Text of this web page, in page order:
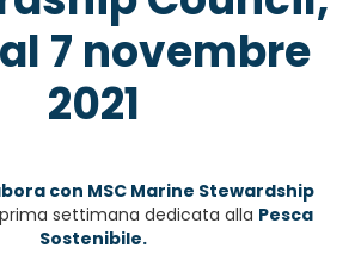
al 7 novembre
2021
con MSC Marine Stewardship
settimana dedicata alla Pesca
Sostenibile.